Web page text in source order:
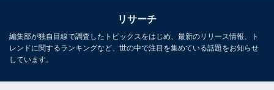
リサーチ
編集部が独自目線で調査したトピックスをはじめ、最新のリリース情報、ト
レンドに関するランキングなど、世の中で注目を集めている話題をお知らせ
しています。